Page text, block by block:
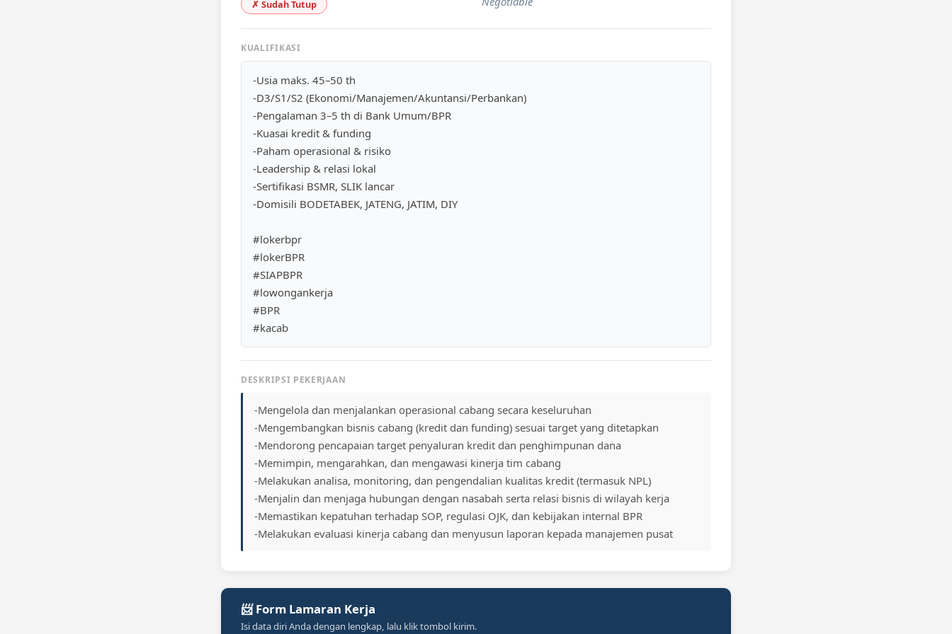
✗ Sudah Tutup
KUALIFIKASI
-Usia maks. 45–50 th
-D3/S1/S2 (Ekonomi/Manajemen/Akuntansi/Perbankan)
-Pengalaman 3–5 th di Bank Umum/BPR
-Kuasai kredit & funding
-Paham operasional & risiko
-Leadership & relasi lokal
-Sertifikasi BSMR, SLIK lancar
-Domisili BODETABEK, JATENG, JATIM, DIY
#lokerbpr
#lokerBPR
#SIAPBPR
#lowongankerja
#BPR
#kacab
DESKRIPSI PEKERJAAN
-Mengelola dan menjalankan operasional cabang secara keseluruhan
-Mengembangkan bisnis cabang (kredit dan funding) sesuai target yang ditetapkan
-Mendorong pencapaian target penyaluran kredit dan penghimpunan dana
-Memimpin, mengarahkan, dan mengawasi kinerja tim cabang
-Melakukan analisa, monitoring, dan pengendalian kualitas kredit (termasuk NPL)
-Menjalin dan menjaga hubungan dengan nasabah serta relasi bisnis di wilayah kerja
-Memastikan kepatuhan terhadap SOP, regulasi OJK, dan kebijakan internal BPR
-Melakukan evaluasi kinerja cabang dan menyusun laporan kepada manajemen pusat
📨 Form Lamaran Kerja
Isi data diri Anda dengan lengkap, lalu klik tombol kirim.